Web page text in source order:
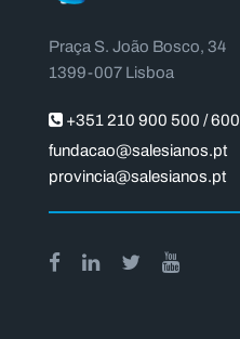
Praça S. João Bosco, 34
1399-007 Lisboa
+351 210 900 500 / 600
fundacao@salesianos.pt
provincia@salesianos.pt